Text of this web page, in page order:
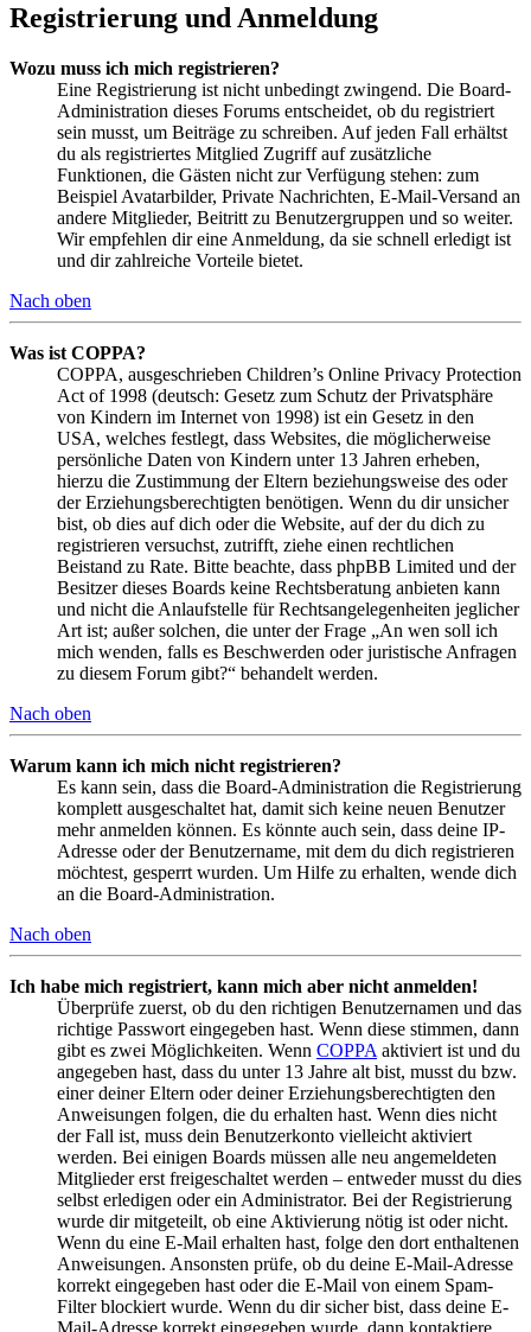
Registrierung und Anmeldung
Wozu muss ich mich registrieren?
Eine Registrierung ist nicht unbedingt zwingend. Die Board-
Administration dieses Forums entscheidet, ob du registriert
sein musst, um Beiträge zu schreiben. Auf jeden Fall erhältst
du als registriertes Mitglied Zugriff auf zusätzliche
Funktionen, die Gästen nicht zur Verfügung stehen: zum
Beispiel Avatarbilder, Private Nachrichten, E-Mail-Versand an
andere Mitglieder, Beitritt zu Benutzergruppen und so weiter.
Wir empfehlen dir eine Anmeldung, da sie schnell erledigt ist
und dir zahlreiche Vorteile bietet.
Nach oben
Was ist COPPA?
COPPA, ausgeschrieben Children’s Online Privacy Protection
Act of 1998 (deutsch: Gesetz zum Schutz der Privatsphäre
von Kindern im Internet von 1998) ist ein Gesetz in den
USA, welches festlegt, dass Websites, die möglicherweise
persönliche Daten von Kindern unter 13 Jahren erheben,
hierzu die Zustimmung der Eltern beziehungsweise des oder
der Erziehungsberechtigten benötigen. Wenn du dir unsicher
bist, ob dies auf dich oder die Website, auf der du dich zu
registrieren versuchst, zutrifft, ziehe einen rechtlichen
Beistand zu Rate. Bitte beachte, dass phpBB Limited und der
Besitzer dieses Boards keine Rechtsberatung anbieten kann
und nicht die Anlaufstelle für Rechtsangelegenheiten jeglicher
Art ist; außer solchen, die unter der Frage „An wen soll ich
mich wenden, falls es Beschwerden oder juristische Anfragen
zu diesem Forum gibt?“ behandelt werden.
Nach oben
Warum kann ich mich nicht registrieren?
Es kann sein, dass die Board-Administration die Registrierung
komplett ausgeschaltet hat, damit sich keine neuen Benutzer
mehr anmelden können. Es könnte auch sein, dass deine IP-
Adresse oder der Benutzername, mit dem du dich registrieren
möchtest, gesperrt wurden. Um Hilfe zu erhalten, wende dich
an die Board-Administration.
Nach oben
Ich habe mich registriert, kann mich aber nicht anmelden!
Überprüfe zuerst, ob du den richtigen Benutzernamen und das
richtige Passwort eingegeben hast. Wenn diese stimmen, dann
gibt es zwei Möglichkeiten. Wenn COPPA aktiviert ist und du
angegeben hast, dass du unter 13 Jahre alt bist, musst du bzw.
einer deiner Eltern oder deiner Erziehungsberechtigten den
Anweisungen folgen, die du erhalten hast. Wenn dies nicht
der Fall ist, muss dein Benutzerkonto vielleicht aktiviert
werden. Bei einigen Boards müssen alle neu angemeldeten
Mitglieder erst freigeschaltet werden – entweder musst du dies
selbst erledigen oder ein Administrator. Bei der Registrierung
wurde dir mitgeteilt, ob eine Aktivierung nötig ist oder nicht.
Wenn du eine E-Mail erhalten hast, folge den dort enthaltenen
Anweisungen. Ansonsten prüfe, ob du deine E-Mail-Adresse
korrekt eingegeben hast oder die E-Mail von einem Spam-
Filter blockiert wurde. Wenn du dir sicher bist, dass deine E-
Mail-Adresse korrekt eingegeben wurde, dann kontaktiere